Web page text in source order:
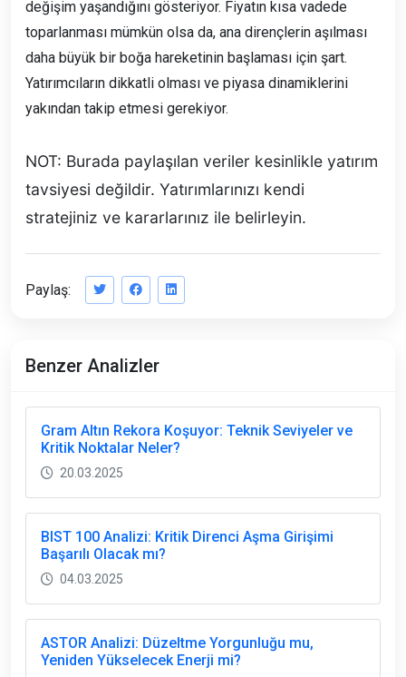
değişim yaşandığını gösteriyor. Fiyatın kısa vadede
toparlanması mümkün olsa da, ana dirençlerin aşılması
daha büyük bir boğa hareketinin başlaması için şart.
Yatırımcıların dikkatli olması ve piyasa dinamiklerini
yakından takip etmesi gerekiyor.
NOT: Burada paylaşılan veriler kesinlikle yatırım
tavsiyesi değildir. Yatırımlarınızı kendi
stratejiniz ve kararlarınız ile belirleyin.
Paylaş:
Benzer Analizler
Gram Altın Rekora Koşuyor: Teknik Seviyeler ve
Kritik Noktalar Neler?
20.03.2025
BIST 100 Analizi: Kritik Direnci Aşma Girişimi
Başarılı Olacak mı?
04.03.2025
ASTOR Analizi: Düzeltme Yorgunluğu mu,
Yeniden Yükselecek Enerji mi?